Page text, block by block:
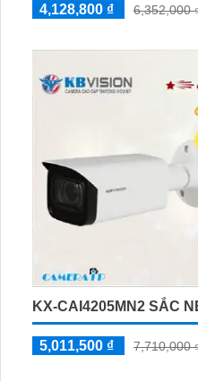
4,128,800 ₫ 6,352,000
KX-CAI4205MN2 SẮC
5,011,500 ₫ 7,710,000